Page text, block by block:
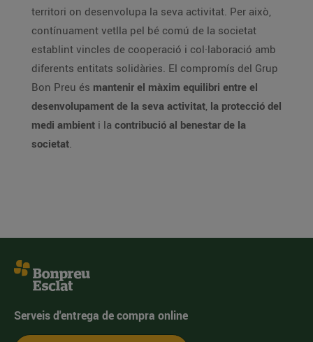
territori on desenvolupa la seva activitat. Per això,
contínuament vetlla pel bé comú de la societat
establint vincles de cooperació i col·laboració amb
diferents entitats solidàries. El compromís del Grup
Bon Preu és mantenir el màxim equilibri entre el
desenvolupament de la seva activitat, la protecció del
medi ambient i la contribució al benestar de la
societat.
Serveis d'entrega de compra online